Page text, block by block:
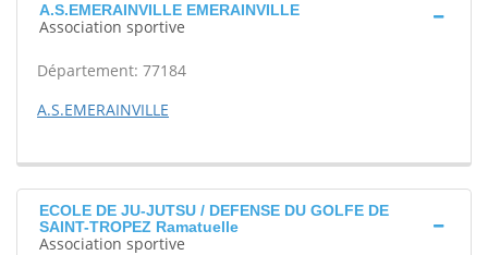
A.S.EMERAINVILLE EMERAINVILLE
Association sportive
Département: 77184
A.S.EMERAINVILLE
ECOLE DE JU-JUTSU / DEFENSE DU GOLFE DE
SAINT-TROPEZ Ramatuelle
Association sportive